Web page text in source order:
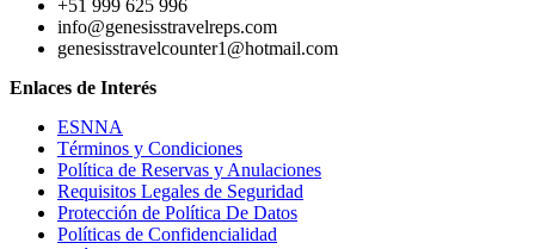
+51 999 625 996
info@genesisstravelreps.com
genesisstravelcounter1@hotmail.com
Enlaces de Interés
ESNNA
Términos y Condiciones
Política de Reservas y Anulaciones
Requisitos Legales de Seguridad
Protección de Política De Datos
Políticas de Confidencialidad